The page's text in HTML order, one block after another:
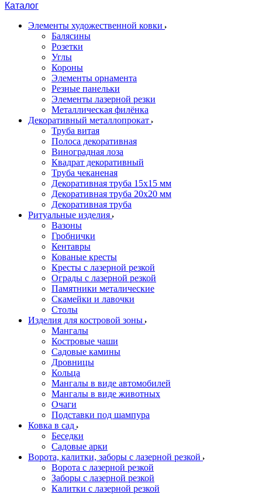
Каталог
Элементы художественной ковки
Балясины
Розетки
Углы
Короны
Элементы орнамента
Резные панельки
Элементы лазерной резки
Металлическая филёнка
Декоративный металлопрокат
Труба витая
Полоса декоративная
Виноградная лоза
Квадрат декоративный
Труба чеканеная
Декоративная труба 15х15 мм
Декоративная труба 20х20 мм
Декоративная труба
Ритуальные изделия
Вазоны
Гробнички
Кентавры
Кованые кресты
Кресты с лазерной резкой
Ограды с лазерной резкой
Памятники металические
Скамейки и лавочки
Столы
Изделия для костровой зоны
Мангалы
Костровые чаши
Садовые камины
Дровницы
Кольца
Мангалы в виде автомобилей
Мангалы в виде животных
Очаги
Подставки под шампура
Ковка в сад
Беседки
Садовые арки
Ворота, калитки, заборы с лазерной резкой
Ворота с лазерной резкой
Заборы с лазерной резкой
Калитки с лазерной резкой